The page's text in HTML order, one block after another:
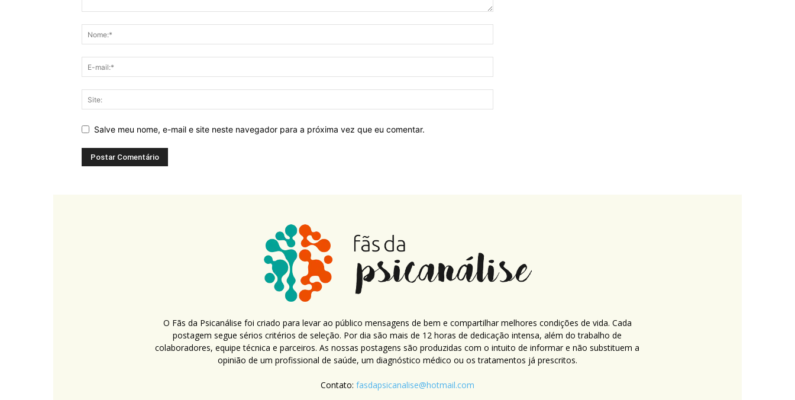
Salve meu nome, e-mail e site neste navegador para a próxima vez que eu comentar.
O Fãs da Psicanálise foi criado para levar ao público mensagens de bem e compartilhar melhores condições de vida. Cada
postagem segue sérios critérios de seleção. Por dia são mais de 12 horas de dedicação intensa, além do trabalho de
colaboradores, equipe técnica e parceiros. As nossas postagens são produzidas com o intuito de informar e não substituem a
opinião de um profissional de saúde, um diagnóstico médico ou os tratamentos já prescritos.
Contato: fasdapsicanalise@hotmail.com